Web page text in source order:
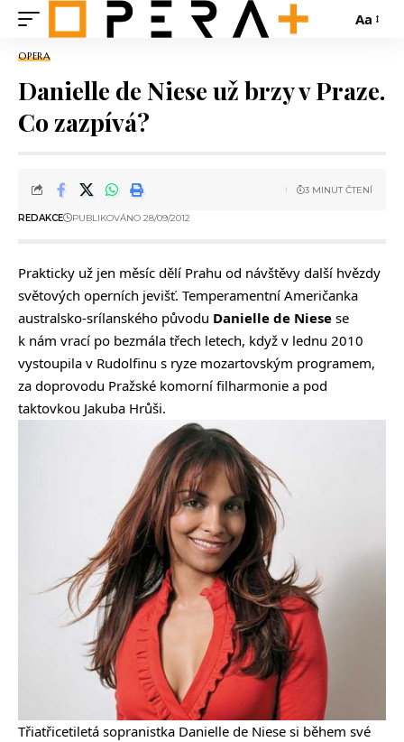
Aa
OPERA
Danielle de Niese už brzy v Praze.
Co zazpívá?
REDAKCE PUBLIKOVÁNO 28/09/2012
3 MINUT ČTENÍ
Prakticky už jen měsíc dělí Prahu od návštěvy další hvězdy
světových operních jevišť. Temperamentní Američanka
australsko-srílanského původu Danielle de Niese se
k nám vrací po bezmála třech letech, když v lednu 2010
vystoupila v Rudolfinu s ryze mozartovským programem,
za doprovodu Pražské komorní filharmonie a pod
taktovkou Jakuba Hrůši.
Třiatřicetiletá sopranistka Danielle de Niese si během své